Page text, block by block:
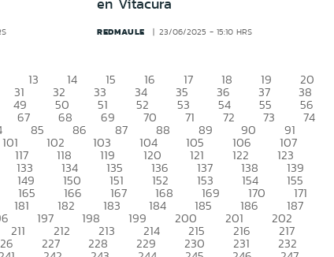
REDMAULE 23/06/2025 - 15:10 HRS
13 14 15 16 17 18 19 20
31 32 33 34 35 36 37 38
49 50 51 52 53 54 55 56
67 68 69 70 71 72 73 74
85 86 87 88 89 90 91
101 102 103 104 105 106 107
117 118 119 120 121 122 123
133 134 135 136 137 138 139
149 150 151 152 153 154 155
165 166 167 168 169 170 171
181 182 183 184 185 186 187
197 198 199 200 201 202
211 212 213 214 215 216 217
227 228 229 230 231 232